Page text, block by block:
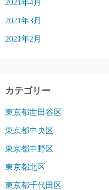
2021年4月
2021年3月
2021年2月
カテゴリー
東京都世田谷区
東京都中央区
東京都中野区
東京都北区
東京都千代田区